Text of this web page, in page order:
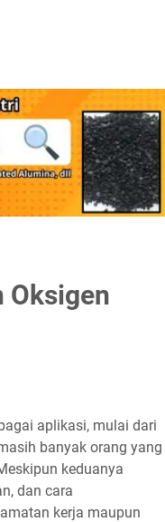
Oksigen
aplikasi, mulai dari
banyak orang yang
keduanya
dan cara
kerja maupun